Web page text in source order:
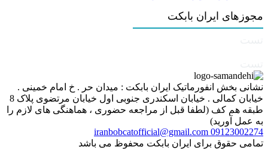
مجوزهای ایران بابکت
نشانی بخش انفورماتیک ایران بابکت : میدان حر . خ امام خمینی .
خیابان کمالی . خیابان اسکندری جنوبی اول خیابان مرتضوی پلاک 8
طبقه هم کف (لطفا قبل از مراجعه حضوری ، هماهنگی های لازم را
به عمل آورید)
09123002274
iranbobcatofficial@gmail.com
تمامی حقوق برای ایران بابکت محفوظ می باشد